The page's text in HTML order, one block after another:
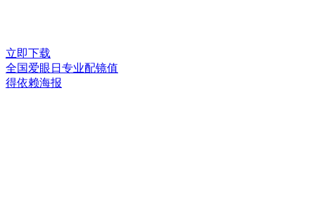
立即下载
全国爱眼日专业配镜值
得依赖海报